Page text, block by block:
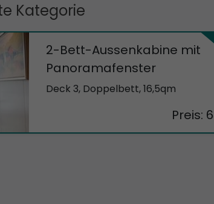
Kategorie
2-Bett-Aussenkabine mit
Panoramafenster
Deck 3, Doppelbett,16,5qm
Preis: